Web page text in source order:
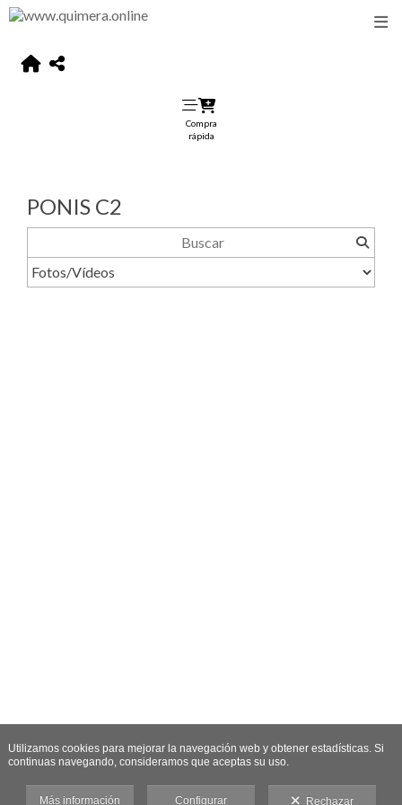
Compra
rápida
PONIS C2
Utilizamos cookies para mejorar la navegación web y obtener estadísticas. Si
continuas navegando, consideramos que aceptas su uso.
Más información Configurar Rechazar